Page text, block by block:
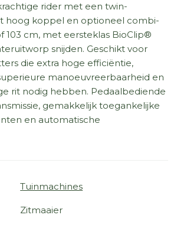
rider met een twin-
hoog koppel en optioneel combi-
103 cm, met eersteklas BioClip®
snijden. Geschikt voor
die extra hoge efficiëntie,
manoeuvreerbaarheid en
rit nodig hebben. Pedaalbediende
gemakkelijk toegankelijke
en automatische
Tuinmachines
Zitmaaier